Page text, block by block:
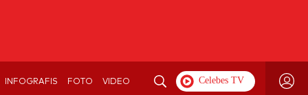
INFOGRAFIS FOTO VIDEO